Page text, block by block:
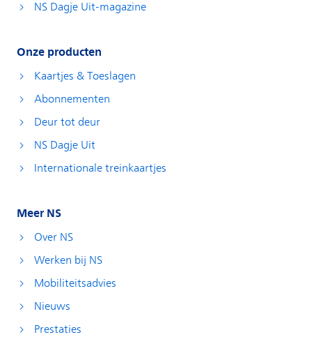
NS Dagje Uit-magazine
Onze producten
Kaartjes & Toeslagen
Abonnementen
Deur tot deur
NS Dagje Uit
Internationale treinkaartjes
Meer NS
Over NS
Werken bij NS
Mobiliteitsadvies
Nieuws
Prestaties